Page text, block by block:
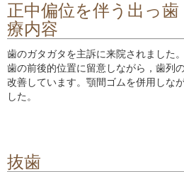
正中偏位を伴う出っ
療内容
歯のガタガタを主訴に来院されました
歯の前後的位置に留意しながら，歯列
改善しています。顎間ゴムを併用しな
した。
抜歯